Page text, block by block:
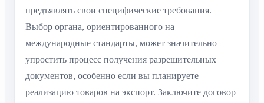
предъявлять свои специфические требования.
Выбор органа, ориентированного на
международные стандарты, может значительно
упростить процесс получения разрешительных
документов, особенно если вы планируете
реализацию товаров на экспорт. Заключите договор